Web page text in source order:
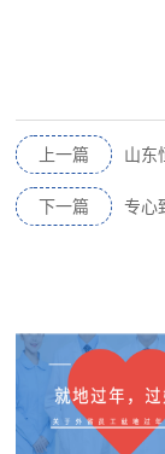
上一篇 山东
下一篇 专心